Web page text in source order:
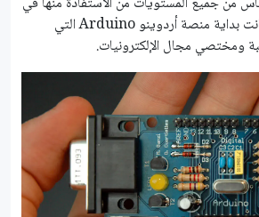
مشاريعهم، هذه كانت بداية منصة أردوينو Arduino التي
ومختصي مجال الإلكترونيات.